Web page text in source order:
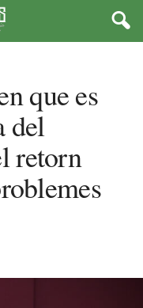
que es
del
retorn